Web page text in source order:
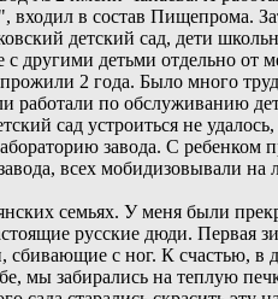
входил в состав Пищепрома.
детский сад, дети
с другими детьми отдельно от
2 года. Было много
работали по обслуживанию
сад устроиться не
завода. С ребенком
всех мобидизовывали на
семьях. У меня были
русские дюди. Первая
сбивающие с ног. К счастью, в
мы забирались на теплую